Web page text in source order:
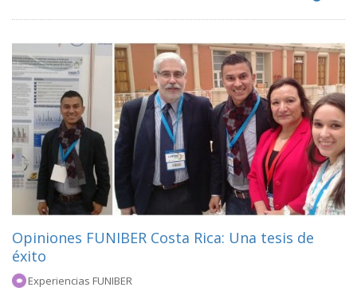
Opiniones FUNIBER Costa Rica: Una tesis de
éxito
Experiencias FUNIBER